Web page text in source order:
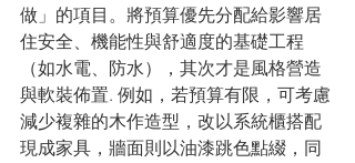
做」的項目。將預算優先分配給影響居
住安全、機能性與舒適度的基礎工程
（如水電、防水），其次才是風格營造
與軟裝佈置. 例如，若預算有限，可考慮
減少複雜的木作造型，改以系統櫃搭配
現成家具，牆面則以油漆跳色點綴，同